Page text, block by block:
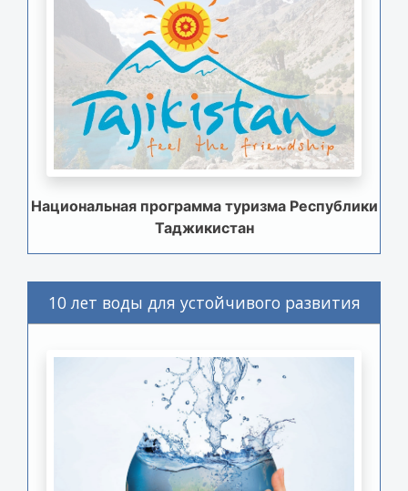
Национальная программа туризма Республики
Таджикистан
10 лет воды для устойчивого развития